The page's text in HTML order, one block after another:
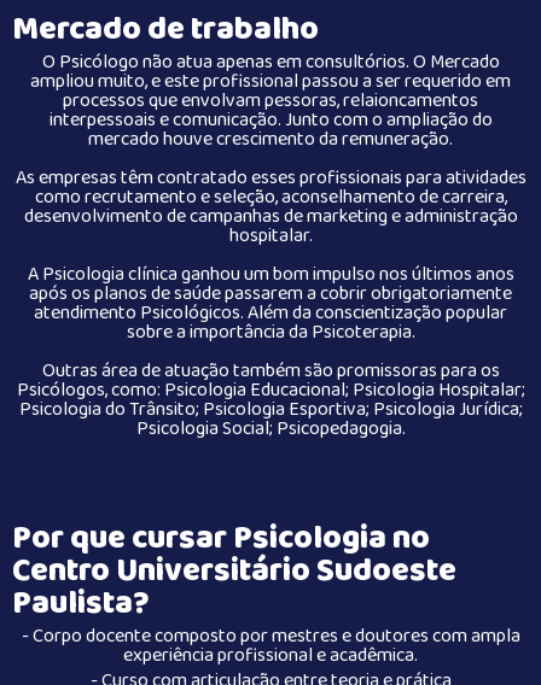
Mercado de trabalho
O Psicólogo não atua apenas em consultórios. O Mercado
ampliou muito, e este profissional passou a ser requerido em
processos que envolvam pessoras, relaioncamentos
interpessoais e comunicação. Junto com o ampliação do
mercado houve crescimento da remuneração.
As empresas têm contratado esses profissionais para atividades
como recrutamento e seleção, aconselhamento de carreira,
desenvolvimento de campanhas de marketing e administração
hospitalar.
A Psicologia clínica ganhou um bom impulso nos últimos anos
após os planos de saúde passarem a cobrir obrigatoriamente
atendimento Psicológicos. Além da conscientização popular
sobre a importância da Psicoterapia.
Outras área de atuação também são promissoras para os
Psicólogos, como: Psicologia Educacional; Psicologia Hospitalar;
Psicologia do Trânsito; Psicologia Esportiva; Psicologia Jurídica;
Psicologia Social; Psicopedagogia.
Por que cursar Psicologia no
Centro Universitário Sudoeste
Paulista?
- Corpo docente composto por mestres e doutores com ampla
experiência profissional e acadêmica.